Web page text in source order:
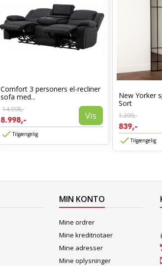
Comfort 3 personers el-recliner
sofa med...
14.998,-
8.998,- Vis
Tilgængelig
New Yorker
Sort
1.399,-
839,-
Tilgængelig
MIN KONTO
Mine ordrer
Mine kreditnotaer
Mine adresser
Mine oplysninger